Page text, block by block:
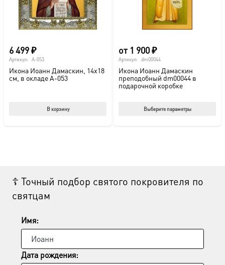
6 499₽
Артикул: A-053
Икона Иоанн Дамаскин, 14х18
см, в окладе A-053
В корзину
от 1 900₽
Артикул: dm00044
Икона Иоанн Дамаскин
преподобный dm00044 в
подарочной коробке
Выберите параметры
☦ Точный подбор святого покровителя по
святцам
Имя:
Дата рождения: